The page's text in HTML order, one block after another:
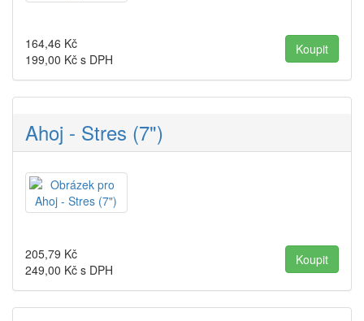
164,46 Kč
199,00 Kč s DPH
Ahoj - Stres (7")
205,79 Kč
249,00 Kč s DPH